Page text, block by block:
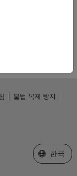
불법 복제 방지
웹사이트
한국